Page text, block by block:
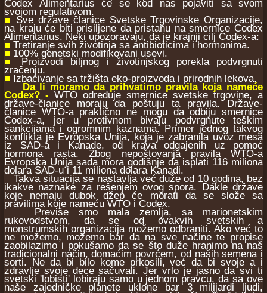
Codex Alimentarius će se kod nas pojaviti sa svom
svojom regulativom.
■ Sve države članice Svetske Trgovinske Organizacije,
na kraju će biti prisiljene da pristanu na smernice Codex
Alimentarius. Neki upozoravaju, da je krajnji cilj Codex-a:
■ Tretiranje svih životinja sa antibioticima i hormonima.
■ 100% genetski modifikovani usevi.
■ Proizvodi biljnog i životinjskog porekla podvrgnuti
zračenju.
■ Izbacivanje sa tržišta eko-proizvoda i prirodnih lekova.
Da li moramo da prihvatimo pravila koja nameće
Codex? - WTO određuje smernice svetske trgovine, a
države-članice moraju da poštuju ta pravila. Države-
članice WTO-a praktično ne mogu da odbiju smernice
Codex-a, jer u protivnom bivaju podvrgnute teškim
sankcijama i ogromnim kaznama. Primer jednog takvog
konflikta je Evropska Unija, koja je zabranila uvoz mesa
iz SAD-a i Kanade, od krava odgajenih uz pomoć
hormona rasta. Zbog nepoštovanja pravila WTO-a
Evropska Unija sada mora godišnje da isplati 116 miliona
dolara SAD-u i 11 miliona dolara Kanadi.
Takva situacija se nastavlja već duže od 10 godina, bez
ikakve naznake za rešenjem ovog spora. Dakle države
koje nemaju dubok džep će morati da se slože sa
pravilima koje nameću WTO i Codex.
Previše smo mala zemlja, sa marionetskim
rukovodstvom, da se od ovakvih svetskih a
monstrumskih organizacija možemo odbraniti. Ako već to
ne možemo, možemo bar da na sve načine te propise
zaobilazimo i pokušamo da se što duže hranimo na naš
tradicionalni način, domaćim povrćem, od naših semena i
sorti. Ne da bi bilo kome prkosili, već da bi svoje a i
zdravlje svoje dece sačuvali. Jer vrlo je jasno da svi ti
svetski 'lobisti' lobiraju samo u jednom pravcu, da sa ove
naše zajedničke planete uklone bar 3 milijardi ljudi,